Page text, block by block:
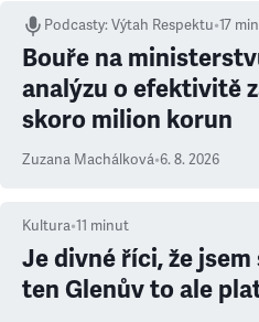
Podcasty:Výtah Respektu•17
Bouře na
analýzu o efektivitě
skoro milion korun
Zuzana Machálková•6. 8. 2026
Kultura•11 minut
Je divné říci, že
ten Glenův to ale